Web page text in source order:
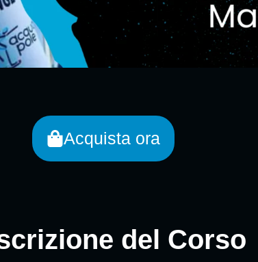
Acquista ora
del Corso